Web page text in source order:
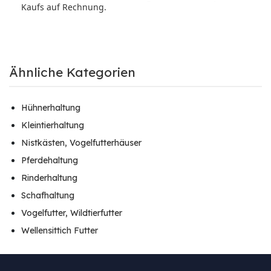
Kaufs auf Rechnung.
Ähnliche Kategorien
Hühnerhaltung
Kleintierhaltung
Nistkästen, Vogelfutterhäuser
Pferdehaltung
Rinderhaltung
Schafhaltung
Vogelfutter, Wildtierfutter
Wellensittich Futter